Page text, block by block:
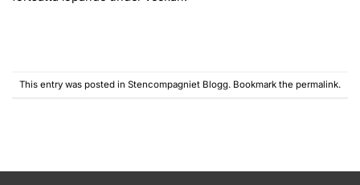
This entry was posted in Stencompagniet Blogg. Bookmark the permalink.